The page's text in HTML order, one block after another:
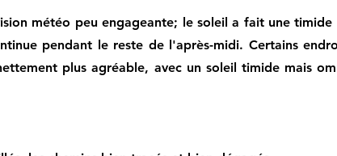
météo peu engageante; le soleil a fait une
pendant le reste de l'après-midi. Certains
plus agréable, avec un soleil timide mais